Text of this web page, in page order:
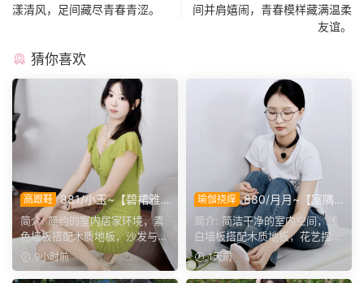
漾清风，足间藏尽青春青涩。
间并肩嬉闹，青春模样藏满温柔
友谊。
猜你喜欢
高跟鞋 881/小玉~【碧裙雅
姿】一室柔光衬绿裙，错落姿
态尽显温婉格调。
简介: 简约的室内居家环境，素
色墙板搭配木质地板，沙发与办
公椅丰富场景层次。小...
9小时前
瑜伽挠痒 880/月月~【室隅
姿影】雅室定格多样姿态，记
录鞋袜与肢体的百态呈现。
简介: 简洁干净的室内空间，浅
白墙板搭配木质地板，花艺摆件
点缀场景。月月身着白...
1天前